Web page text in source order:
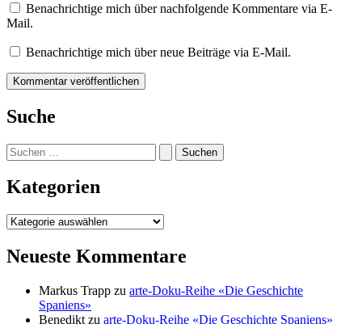
Benachrichtige mich über nachfolgende Kommentare via E-
Mail.
Benachrichtige mich über neue Beiträge via E-Mail.
Suche
Suchen
nach:
Kategorien
Kategorien
Neueste Kommentare
Markus Trapp zu arte-Doku-Reihe «Die Geschichte
Spaniens»
Benedikt zu arte-Doku-Reihe «Die Geschichte Spaniens»